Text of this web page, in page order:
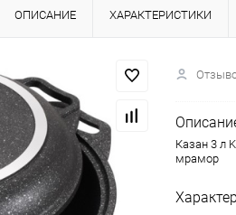
ОПИСАНИЕ ХАРАКТЕРИСТИКИ
Казан 3 л
мрамор